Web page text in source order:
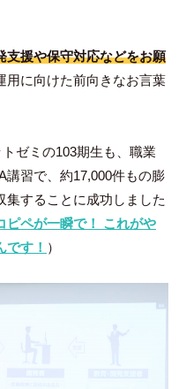
支援や保守対応などをお願
用に向けた前向きなお言葉
ゼミの103期生も、職業
講習で、約17,000件もの膨
集することに成功しました
ピペが一瞬で！ これがや
です！ ）